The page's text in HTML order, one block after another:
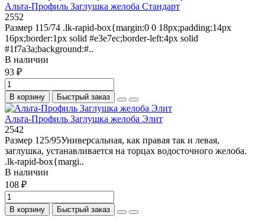
Альта-Профиль Заглушка желоба Стандарт
2552
Размер 115/74 .lk-rapid-box{margin:0 0 18px;padding:14px
16px;border:1px solid #e3e7ec;border-left:4px solid
#1f7a3a;background:#..
В наличии
93 ₽
В корзину Быстрый заказ
Альта-Профиль Заглушка желоба Элит
2542
Размер 125/95Универсальная, как правая так и левая,
заглушка, устанавливается на торцах водосточного желоба.
.lk-rapid-box{margi..
В наличии
108 ₽
В корзину Быстрый заказ